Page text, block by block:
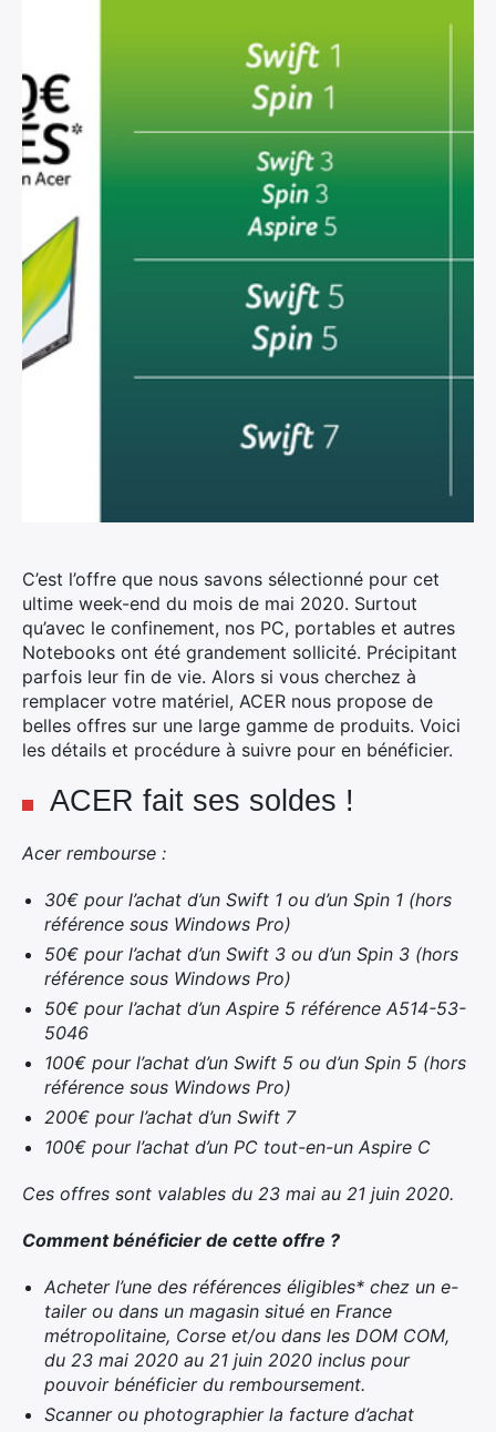
C’est l’offre que nous savons sélectionné pour cet
ultime week-end du mois de mai 2020. Surtout
qu’avec le confinement, nos PC, portables et autres
Notebooks ont été grandement sollicité. Précipitant
parfois leur fin de vie. Alors si vous cherchez à
remplacer votre matériel, ACER nous propose de
belles offres sur une large gamme de produits. Voici
les détails et procédure à suivre pour en bénéficier.
ACER fait ses soldes !
Acer rembourse :
30€ pour l’achat d’un Swift 1 ou d’un Spin 1 (hors
référence sous Windows Pro)
50€ pour l’achat d’un Swift 3 ou d’un Spin 3 (hors
référence sous Windows Pro)
50€ pour l’achat d’un Aspire 5 référence A514-53-
5046
100€ pour l’achat d’un Swift 5 ou d’un Spin 5 (hors
référence sous Windows Pro)
200€ pour l’achat d’un Swift 7
100€ pour l’achat d’un PC tout-en-un Aspire C
Ces offres sont valables du 23 mai au 21 juin 2020.
Comment bénéficier de cette offre ?
Acheter l’une des références éligibles* chez un e-
tailer ou dans un magasin situé en France
métropolitaine, Corse et/ou dans les DOM COM,
du 23 mai 2020 au 21 juin 2020 inclus pour
pouvoir bénéficier du remboursement.
Scanner ou photographier la facture d’achat